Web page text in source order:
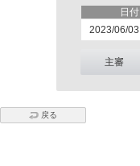
日付
2023/06/03
主審
戻る